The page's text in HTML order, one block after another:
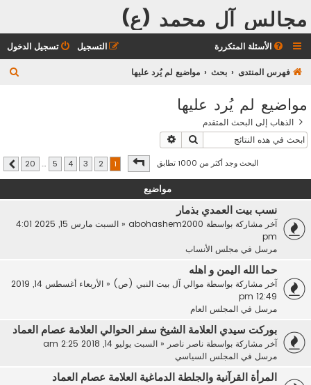
مجالس آل محمد (ع)
الأسئلة المتكررة تسجيل الدخول التسجيل
فهرس المنتدى بحث مواضيع لم يُرد عليها
ب
مواضيع لم يُرد عليها
الذهاب إلى البحث المتقدم
بحث
البحث وجد أكثر من 1000 تطابق صفحة1 من20
2
3
4
5
…
20 التالي
مواضيع
نسب بيت العمدي بذمار
آخر مشاركة بواسطة abohashem2000
«
السبت مارس 15, 2025 4:01
pm
مرسل في مجلس الأنساب
حما الله اليمن و اهله
آخر مشاركة بواسطة موالي آل بيت النبي (ص)«
الأربعاء أغسطس 14, 2019
12:49 pm
مرسل في المجلس العام
بوركت سيدي العلامة الشيخ سفر الحوالي العلامة عصام العماد
آخر مشاركة بواسطة ناصر ناصر« السبت يوليو 14, 2018 2:25 am
مرسل في المجلس السياسي
المرأة القرآنية والجلطة الدماغية العلامة عصام العماد